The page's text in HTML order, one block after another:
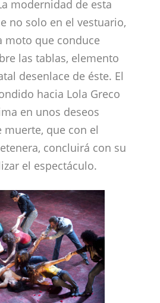
modernidad de esta
no solo en el vestuario,
moto que conduce
las tablas, elemento
desenlace de éste. El
hacia Lola Greco
en unos deseos
que con el
concluirá con su
el espectáculo.